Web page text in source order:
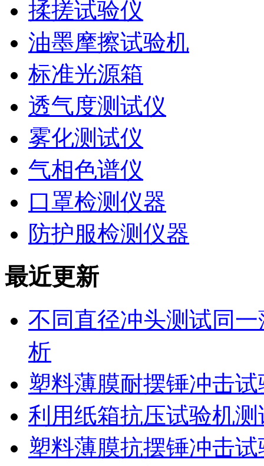
揉搓试验仪
油墨摩擦试验机
标准光源箱
透气度测试仪
雾化测试仪
气相色谱仪
口罩检测仪器
防护服检测仪器
最近更新
不同直径冲头测试同
析
塑料薄膜耐摆锤冲击
利用纸箱抗压试验机
塑料薄膜抗摆锤冲击